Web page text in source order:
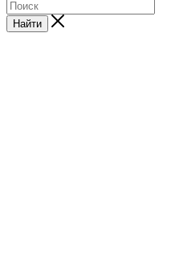
Найти